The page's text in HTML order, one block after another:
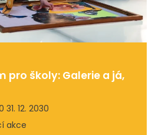
pro školy: Galerie a já,
31. 12. 2030
akce